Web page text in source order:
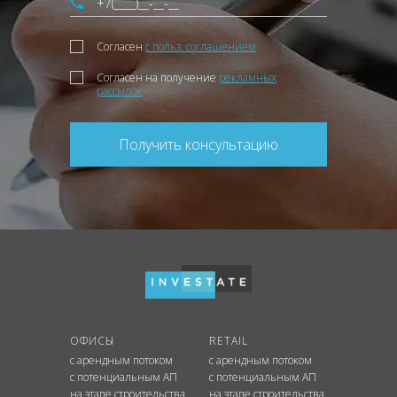
Согласен с польз. соглашением
Согласен на получение рекламных
рассылок
Получить консультацию
ОФИСЫ
с арендным потоком
с потенциальным АП
на этапе строительства
RETAIL
с арендным потоком
с потенциальным АП
на этапе строительства